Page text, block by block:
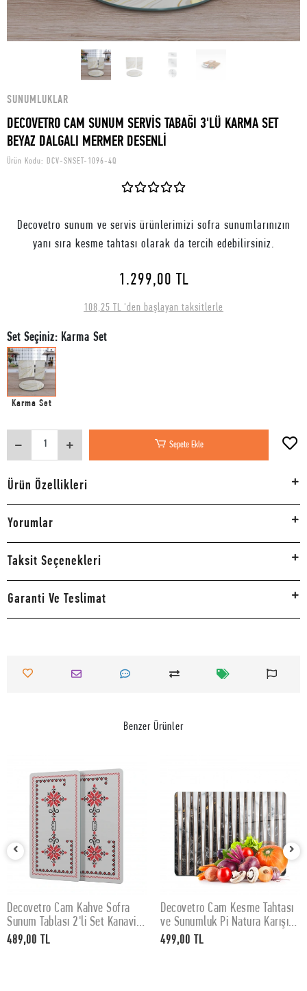
SUNUMLUKLAR
DECOVETRO CAM SUNUM SERVİS TABAĞI 3'LÜ KARMA SET
BEYAZ DALGALI MERMER DESENLİ
Ürün Kodu: DCV-SNSET-1096-4Q
Decovetro sunum ve servis ürünlerimizi sofra sunumlarınızın
yanı sıra kesme tahtası olarak da tercih edebilirsiniz.
1.299,00 TL
108,25 TL 'den başlayan taksitlerle
Set Seçiniz: Karma Set
Karma Set
Sepete Ekle
Ürün Özellikleri
Yorumlar
Taksit Seçenekleri
Garanti Ve Teslimat
Benzer Ürünler
SEPETE EKLE
Decovetro Cam Kahve Sofra
Sunum Tablası 2'li Set Kanaviçe
Desenli 30 x 15 cm
489,00 TL
SEPETE EKLE
Decovetro Cam Kesme Tahtası
ve Sunumluk Pi Natura Karışık
Mermer Desenli 30x40 cm
499,00 TL